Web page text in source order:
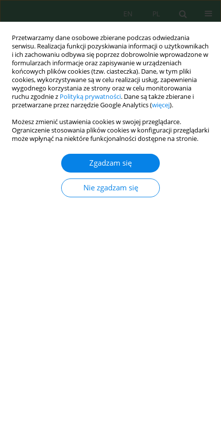
Przetwarzamy dane osobowe zbierane podczas odwiedzania
serwisu. Realizacja funkcji pozyskiwania informacji o użytkownikach
i ich zachowaniu odbywa się poprzez dobrowolnie wprowadzone w
formularzach informacje oraz zapisywanie w urządzeniach
końcowych plików cookies (tzw. ciasteczka). Dane, w tym pliki
cookies, wykorzystywane są w celu realizacji usług, zapewnienia
wygodnego korzystania ze strony oraz w celu monitorowania
ruchu zgodnie z Polityką prywatności. Dane są także zbierane i
przetwarzane przez narzędzie Google Analytics (więcej).
Możesz zmienić ustawienia cookies w swojej przeglądarce.
Ograniczenie stosowania plików cookies w konfiguracji przeglądarki
może wpłynąć na niektóre funkcjonalności dostępne na stronie.
Zgadzam się
Nie zgadzam się
PL
EN
Słowo kluczowelow-cost
material
Wastewater Treatment Methods for Effluents
from the Confectionery Industry – an Overview
Urszula Aleksander-Kwaterczak
J. Ecol. Eng. 2019; 20(9):293-304
https://doi.org/10.12911/22998993/112557